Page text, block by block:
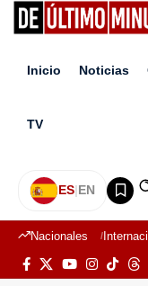
Inicio Noticias
TV
ES|EN
Nacionales